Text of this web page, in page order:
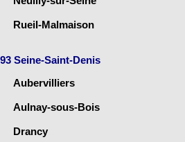
Rueil-Malmaison
93 Seine-Saint-Denis
Aubervilliers
Aulnay-sous-Bois
Drancy